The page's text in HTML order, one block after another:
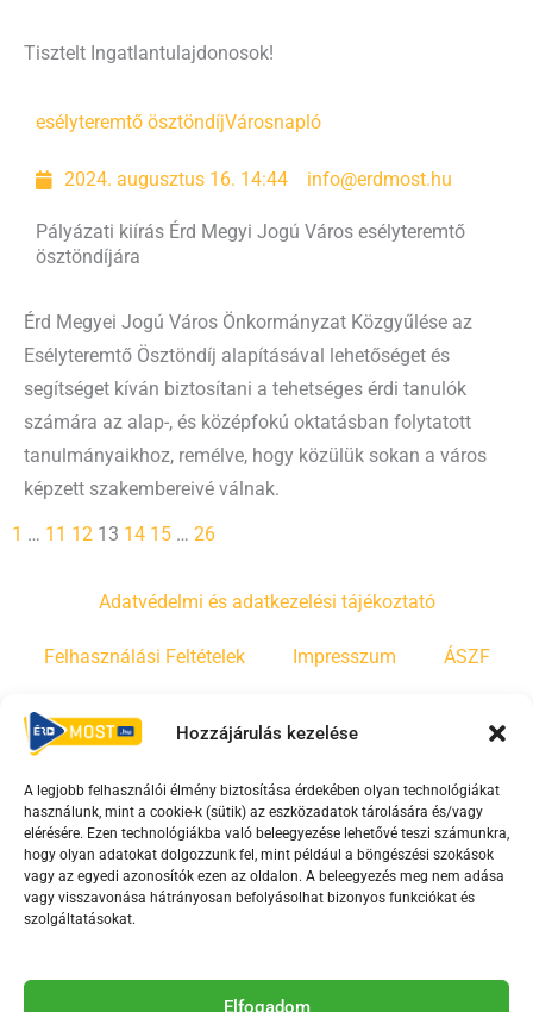
Hozzájárulás kezelése
A legjobb felhasználói élmény biztosítása érdekében olyan technológiákat
használunk, mint a cookie-k (sütik) az eszközadatok tárolására és/vagy
elérésére. Ezen technológiákba való beleegyezése lehetővé teszi számunkra,
hogy olyan adatokat dolgozzunk fel, mint például a böngészési szokások
vagy az egyedi azonosítók ezen az oldalon. A beleegyezés meg nem adása
vagy visszavonása hátrányosan befolyásolhat bizonyos funkciókat és
szolgáltatásokat.
Elfogadom
Tisztelt Ingatlantulajdonosok!
esélyteremtő ösztöndíjVárosnapló
2024. augusztus 16. 14:44 info@erdmost.hu
Pályázati kiírás Érd Megyi Jogú Város esélyteremtő
ösztöndíjára
Érd Megyei Jogú Város Önkormányzat Közgyűlése az
Esélyteremtő Ösztöndíj alapításával lehetőséget és
segítséget kíván biztosítani a tehetséges érdi tanulók
számára az alap-, és középfokú oktatásban folytatott
tanulmányaikhoz, remélve, hogy közülük sokan a város
képzett szakembereivé válnak.
1 … 11 12 13 14 15 … 26
Adatvédelmi és adatkezelési tájékoztató
Felhasználási Feltételek Impresszum ÁSZF
Irányelvek
F
a
c
e
b
o
Y
o
u
t
u
e
T
i
k
t
Az Érd Média médiaszolgáltatási tevékenységét a